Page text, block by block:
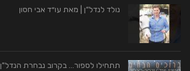
נולד לנדל“ן | מאת עו״ד אבי חסון
תתחילו לספור… בקרוב נבחרת הנדל"ן 20-21!